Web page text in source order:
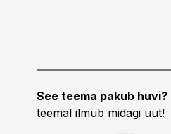
See teema pakub huvi?
teemal ilmub midagi uut!